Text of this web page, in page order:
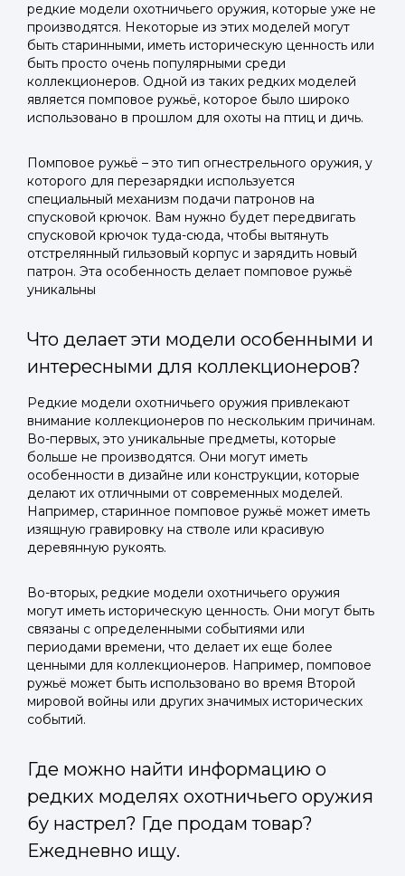
редкие модели охотничьего оружия, которые уже не
производятся. Некоторые из этих моделей могут
быть старинными, иметь историческую ценность или
быть просто очень популярными среди
коллекционеров. Одной из таких редких моделей
является помповое ружьё, которое было широко
использовано в прошлом для охоты на птиц и дичь.
Помповое ружьё – это тип огнестрельного оружия, у
которого для перезарядки используется
специальный механизм подачи патронов на
спусковой крючок. Вам нужно будет передвигать
спусковой крючок туда-сюда, чтобы вытянуть
отстрелянный гильзовый корпус и зарядить новый
патрон. Эта особенность делает помповое ружьё
уникальны
Что делает эти модели особенными и
интересными для коллекционеров?
Редкие модели охотничьего оружия привлекают
внимание коллекционеров по нескольким причинам.
Во-первых, это уникальные предметы, которые
больше не производятся. Они могут иметь
особенности в дизайне или конструкции, которые
делают их отличными от современных моделей.
Например, старинное помповое ружьё может иметь
изящную гравировку на стволе или красивую
деревянную рукоять.
Во-вторых, редкие модели охотничьего оружия
могут иметь историческую ценность. Они могут быть
связаны с определенными событиями или
периодами времени, что делает их еще более
ценными для коллекционеров. Например, помповое
ружьё может быть использовано во время Второй
мировой войны или других значимых исторических
событий.
Где можно найти информацию о
редких моделях охотничьего оружия
бу настрел? Где продам товар?
Ежедневно ищу.